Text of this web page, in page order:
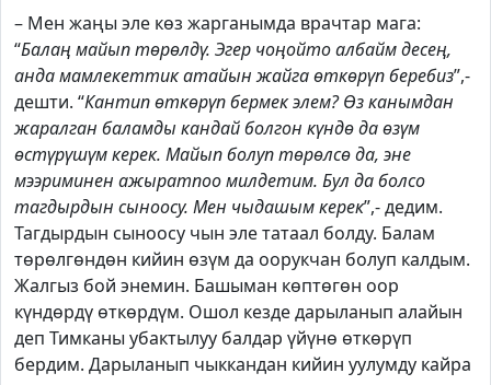
– Мен жаңы эле көз жарганымда врачтар мага:
“Балаң майып төрөлдү. Эгер чоңойто албайм десең,
анда мамлекеттик атайын жайга өткөрүп беребиз”,-
дешти. “Кантип өткөрүп бермек элем? Өз канымдан
жаралган баламды кандай болгон күндө да өзүм
өстүрүшүм керек. Майып болуп төрөлсө да, эне
мээриминен ажыратпоо милдетим. Бул да болсо
тагдырдын сыноосу. Мен чыдашым керек”,- дедим.
Тагдырдын сыноосу чын эле татаал болду. Балам
төрөлгөндөн кийин өзүм да оорукчан болуп калдым.
Жалгыз бой энемин. Башыман көптөгөн оор
күндөрдү өткөрдүм. Ошол кезде дарыланып алайын
деп Тимканы убактылуу балдар үйүнө өткөрүп
бердим. Дарыланып чыккандан кийин уулумду кайра